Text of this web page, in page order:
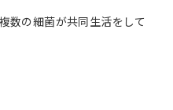
数の細菌が共同生活をして